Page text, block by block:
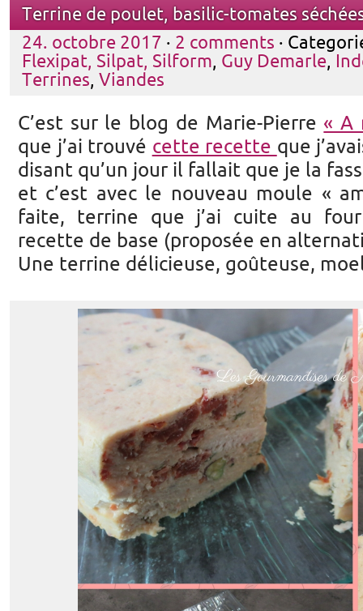
Terrine de poulet, basilic-tomates
24. octobre 2017 · 2 comments ·
Flexipat, Silpat, Silform, Guy Demarle,
Terrines, Viandes
C’est sur le blog de Marie-Pierre « A
que j’ai trouvé cette recette que
disant qu’un jour il fallait que je la
et c’est avec le nouveau moule «
faite, terrine que j’ai cuite au
recette de base (proposée en
Une terrine délicieuse, goûteuse,